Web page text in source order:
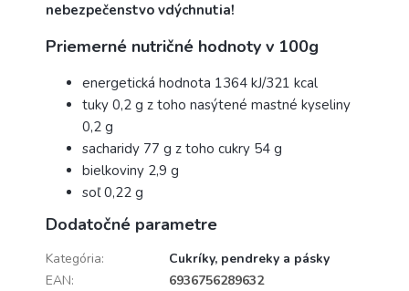
nebezpečenstvo vdýchnutia!
Priemerné nutričné ​​hodnoty v 100g
energetická hodnota 1364 kJ/321 kcal
tuky 0,2 g z toho nasýtené mastné kyseliny
0,2 g
sacharidy 77 g z toho cukry 54 g
bielkoviny 2,9 g
soľ 0,22 g
Dodatočné parametre
Kategória:
Cukríky, pendreky a pásky
EAN:
6936756289632